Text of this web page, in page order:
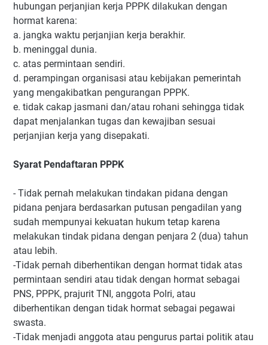
hubungan perjanjian kerja PPPK dilakukan dengan
hormat karena:
a. jangka waktu perjanjian kerja berakhir.
b. meninggal dunia.
c. atas permintaan sendiri.
d. perampingan organisasi atau kebijakan pemerintah
yang mengakibatkan pengurangan PPPK.
e. tidak cakap jasmani dan/atau rohani sehingga tidak
dapat menjalankan tugas dan kewajiban sesuai
perjanjian kerja yang disepakati.
Syarat Pendaftaran PPPK
- Tidak pernah melakukan tindakan pidana dengan
pidana penjara berdasarkan putusan pengadilan yang
sudah mempunyai kekuatan hukum tetap karena
melakukan tindak pidana dengan penjara 2 (dua) tahun
atau lebih.
-Tidak pernah diberhentikan dengan hormat tidak atas
permintaan sendiri atau tidak dengan hormat sebagai
PNS, PPPK, prajurit TNI, anggota Polri, atau
diberhentikan dengan tidak hormat sebagai pegawai
swasta.
-Tidak menjadi anggota atau pengurus partai politik atau